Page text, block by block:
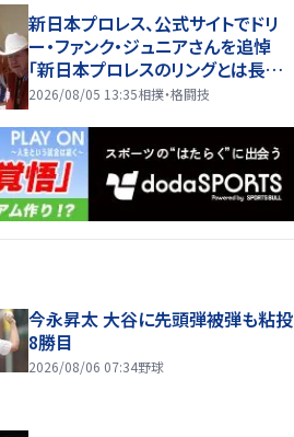
新日本プロレス、公式サイトでドリ
ー・ファンク・ジュニアさんを追悼
「新日本プロレスのリングとは長らく
縁がなかったものの、２００１年１０
2026/08/05 13:35相撲・格闘技
今永昇太 大谷に先頭弾被弾も粘投
8勝目
2026/08/06 07:34野球